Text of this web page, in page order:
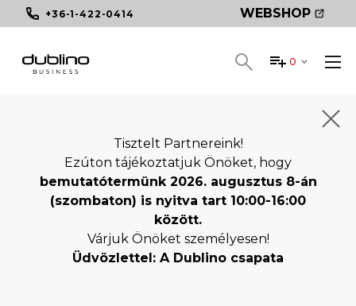
+36-1-422-0414 WEBSHOP
0
Tisztelt Partnereink!
Ezúton tájékoztatjuk Önöket, hogy
bemutatótermünk 2026. augusztus 8-án
(szombaton) is nyitva tart 10:00-16:00
között.
Várjuk Önöket személyesen!
Üdvözlettel: A Dublino csapata